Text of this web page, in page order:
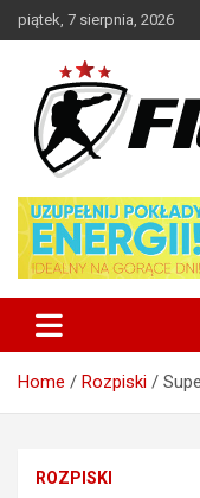
Skip
to
piątek, 7 sierpnia, 2026
Home Rozpiski
ROZPISKI